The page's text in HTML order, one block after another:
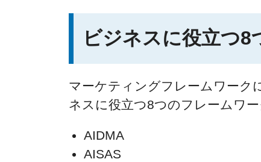
ビジネスに役立つ8
マーケティングフレームワーク
ネスに役立つ8つのフレームワー
AIDMA
AISAS